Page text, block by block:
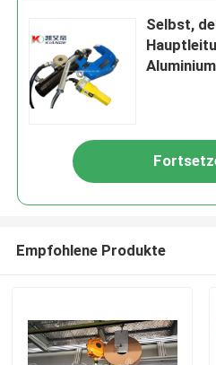
Selbst,
Empfohlene Produkte